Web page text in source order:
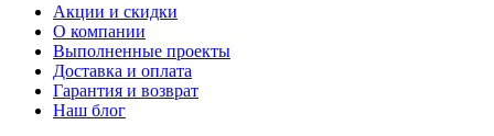
Акции и скидки
О компании
Выполненные проекты
Доставка и оплата
Гарантия и возврат
Наш блог